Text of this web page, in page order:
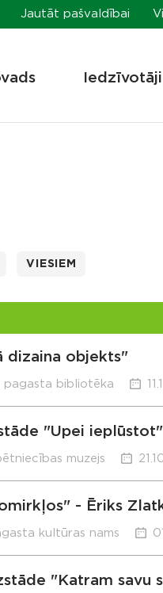
Jautāt pašvaldībai
VIESIEM
dizaina objekts"
pagasta bibliotēka
"Upei ieplūstot"
muzejs
- Ēriks
kultūras nams
"Katram savu